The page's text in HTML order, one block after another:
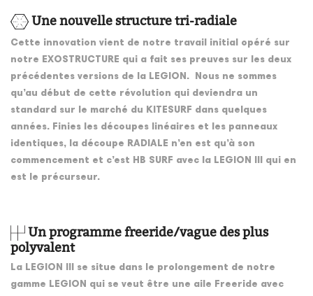
Une nouvelle structure tri-radiale
Cette innovation vient de notre travail initial opéré sur
notre EXOSTRUCTURE qui a fait ses preuves sur les deux
précédentes versions de la LEGION. Nous ne sommes
qu’au début de cette révolution qui deviendra un
standard sur le marché du KITESURF dans quelques
années. Finies les découpes linéaires et les panneaux
identiques, la découpe RADIALE n’en est qu’à son
commencement et c’est HB SURF avec la LEGION III qui en
est le précurseur.
Un programme freeride/vague des plus
polyvalent
La LEGION III se situe dans le prolongement de notre
gamme LEGION qui se veut être une aile Freeride avec